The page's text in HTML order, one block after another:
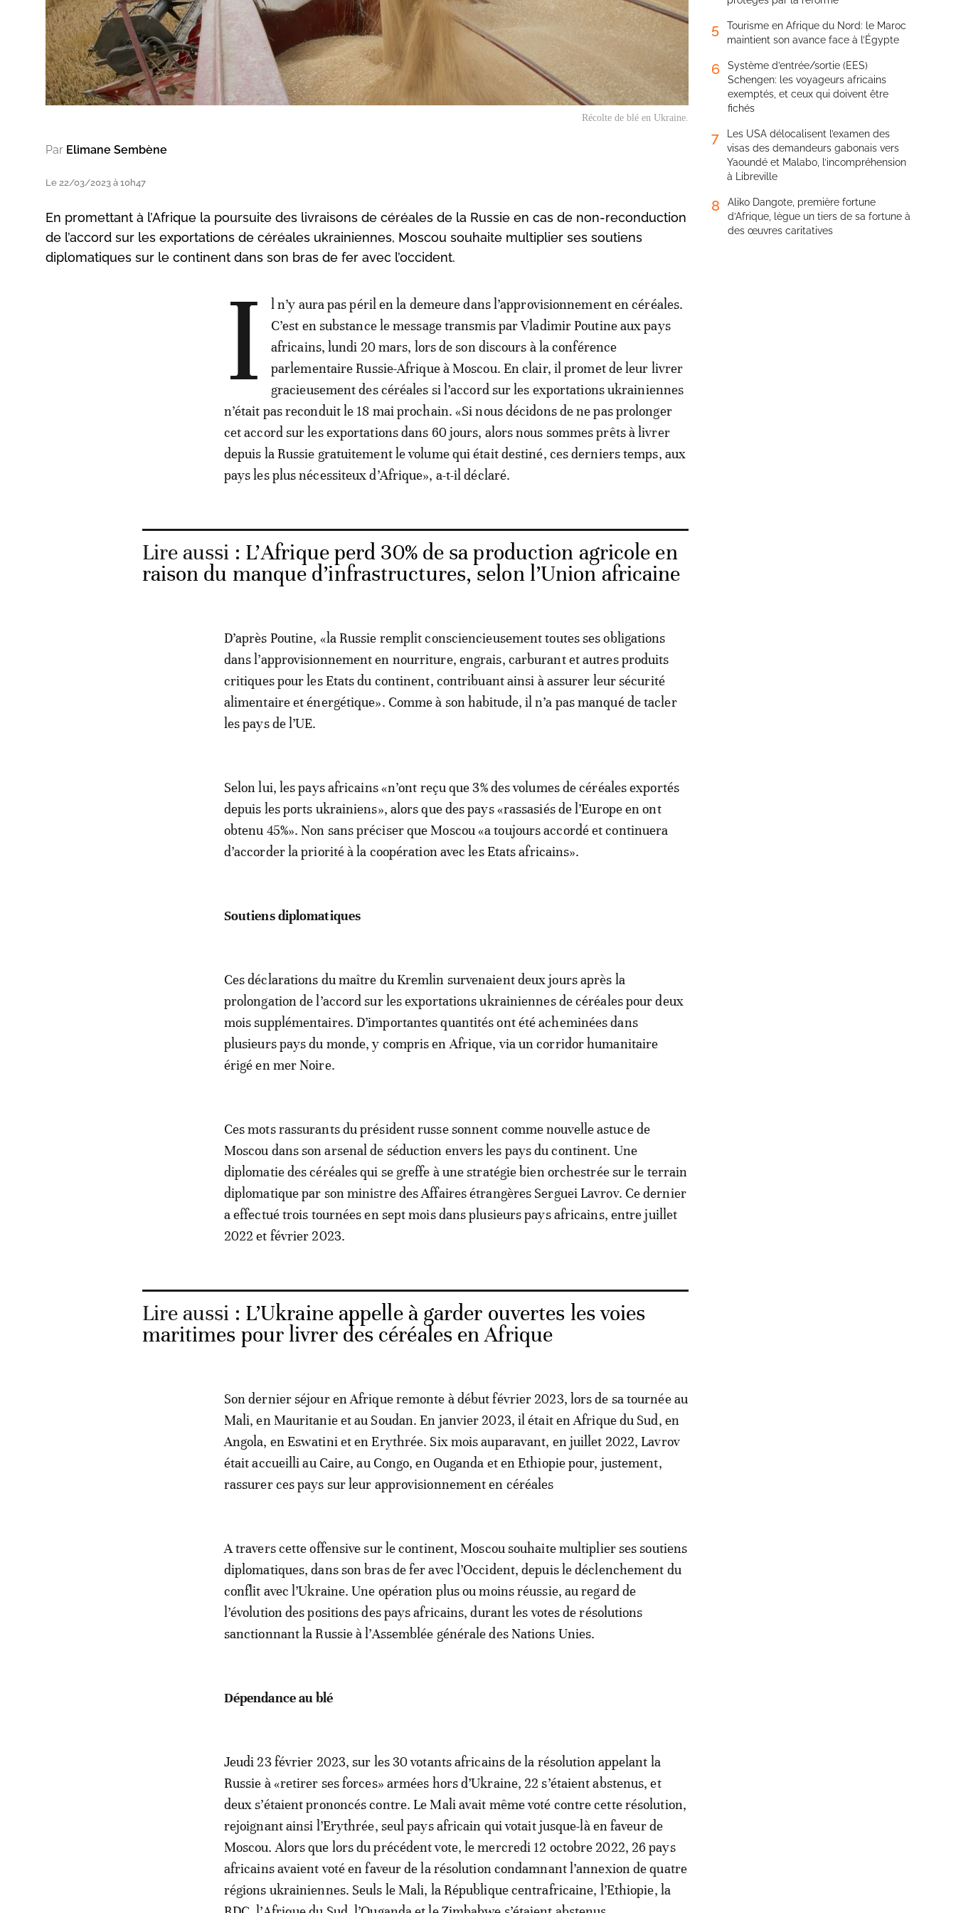
Récolte de blé en Ukraine.
Par Elimane Sembène
Le 22/03/2023 à 10h47
En promettant à l’Afrique la poursuite des livraisons de céréales de la Russie en cas de non-reconduction
de l’accord sur les exportations de céréales ukrainiennes, Moscou souhaite multiplier ses soutiens
diplomatiques sur le continent dans son bras de fer avec l’occident.
I
l n’y aura pas péril en la demeure dans l’approvisionnement en céréales.
C’est en substance le message transmis par Vladimir Poutine aux pays
africains, lundi 20 mars, lors de son discours à la conférence
parlementaire Russie-Afrique à Moscou. En clair, il promet de leur livrer
gracieusement des céréales si l’accord sur les exportations ukrainiennes
n’était pas reconduit le 18 mai prochain. «Si nous décidons de ne pas prolonger
cet accord sur les exportations dans 60 jours, alors nous sommes prêts à livrer
depuis la Russie gratuitement le volume qui était destiné, ces derniers temps, aux
pays les plus nécessiteux d’Afrique», a-t-il déclaré.
Lire aussi : L’Afrique perd 30% de sa production agricole en
raison du manque d’infrastructures, selon l’Union africaine
D’après Poutine, «la Russie remplit consciencieusement toutes ses obligations
dans l’approvisionnement en nourriture, engrais, carburant et autres produits
critiques pour les Etats du continent, contribuant ainsi à assurer leur sécurité
alimentaire et énergétique». Comme à son habitude, il n’a pas manqué de tacler
les pays de l’UE.
Selon lui, les pays africains «n’ont reçu que 3% des volumes de céréales exportés
depuis les ports ukrainiens», alors que des pays «rassasiés de l’Europe en ont
obtenu 45%». Non sans préciser que Moscou «a toujours accordé et continuera
d’accorder la priorité à la coopération avec les Etats africains».
Soutiens diplomatiques
Ces déclarations du maître du Kremlin survenaient deux jours après la
prolongation de l’accord sur les exportations ukrainiennes de céréales pour deux
mois supplémentaires. D’importantes quantités ont été acheminées dans
plusieurs pays du monde, y compris en Afrique, via un corridor humanitaire
érigé en mer Noire.
Ces mots rassurants du président russe sonnent comme nouvelle astuce de
Moscou dans son arsenal de séduction envers les pays du continent. Une
diplomatie des céréales qui se greffe à une stratégie bien orchestrée sur le terrain
diplomatique par son ministre des Affaires étrangères Serguei Lavrov. Ce dernier
a effectué trois tournées en sept mois dans plusieurs pays africains, entre juillet
2022 et février 2023.
Lire aussi : L’Ukraine appelle à garder ouvertes les voies
maritimes pour livrer des céréales en Afrique
Son dernier séjour en Afrique remonte à début février 2023, lors de sa tournée au
Mali, en Mauritanie et au Soudan. En janvier 2023, il était en Afrique du Sud, en
Angola, en Eswatini et en Erythrée. Six mois auparavant, en juillet 2022, Lavrov
était accueilli au Caire, au Congo, en Ouganda et en Ethiopie pour, justement,
rassurer ces pays sur leur approvisionnement en céréales
A travers cette offensive sur le continent, Moscou souhaite multiplier ses soutiens
diplomatiques, dans son bras de fer avec l’Occident, depuis le déclenchement du
conflit avec l’Ukraine. Une opération plus ou moins réussie, au regard de
l’évolution des positions des pays africains, durant les votes de résolutions
sanctionnant la Russie à l’Assemblée générale des Nations Unies.
Dépendance au blé
Jeudi 23 février 2023, sur les 30 votants africains de la résolution appelant la
Russie à «retirer ses forces» armées hors d’Ukraine, 22 s’étaient abstenus, et
deux s’étaient prononcés contre. Le Mali avait même voté contre cette résolution,
rejoignant ainsi l’Erythrée, seul pays africain qui votait jusque-là en faveur de
Moscou. Alors que lors du précédent vote, le mercredi 12 octobre 2022, 26 pays
africains avaient voté en faveur de la résolution condamnant l’annexion de quatre
régions ukrainiennes. Seuls le Mali, la République centrafricaine, l’Ethiopie, la
5
Tourisme en Afrique du Nord: le Maroc
maintient son avance face à l’Égypte
6
Système d’entrée/sortie (EES)
Schengen: les voyageurs africains
exemptés, et ceux qui doivent être
fichés
7
Les USA délocalisent l’examen des
visas des demandeurs gabonais vers
Yaoundé et Malabo, l’incompréhension
à Libreville
8
Aliko Dangote, première fortune
d’Afrique, lègue un tiers de sa fortune à
des œuvres caritatives